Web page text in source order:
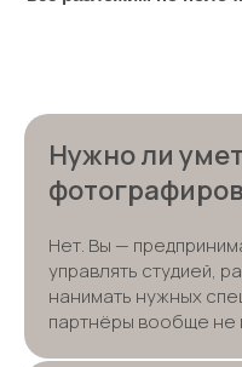
Нужно ли
Нет. Вы —
управлять студией,
нанимать нужных
партнёры вообще не